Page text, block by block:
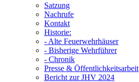
Satzung
Nachrufe
Kontakt
Historie:
- Alte Feuerwehrhäuser
- Bisherige Wehrführer
- Chronik
Presse & Öffentlichkeitsarbeit
Bericht zur JHV 2024